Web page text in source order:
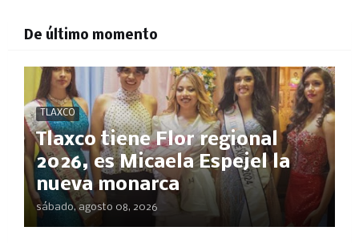
De último momento
TLAXCO
Tlaxco tiene Flor regional
2026, es Micaela Espejel la
nueva monarca
sábado, agosto 08, 2026